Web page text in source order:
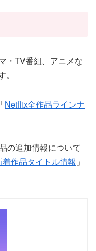
・TV番組、アニメな
Netflix全作品ラインナ
の追加情報について
作品タイトル情報 」